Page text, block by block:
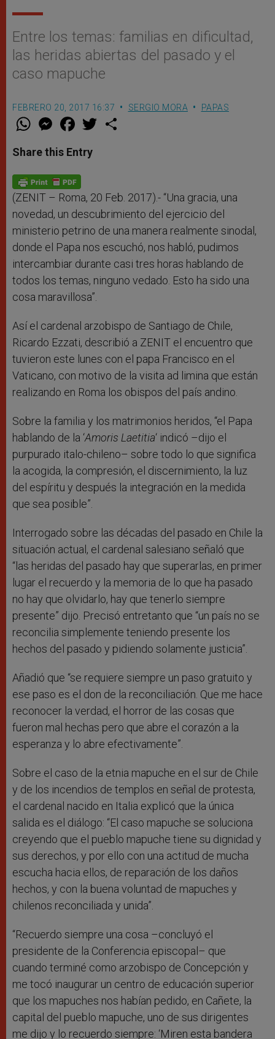
Entre los temas: familias en dificultad,
las heridas abiertas del pasado y el
caso mapuche
FEBRERO 20, 2017 16:37 SERGIO MORA PAPAS
W
t
s
p
p
M
e
s
e
g
e
F
a
e
b
o
k
w
Share this Entry
(ZENIT – Roma, 20 Feb. 2017).- “Una gracia, una
novedad, un descubrimiento del ejercicio del
ministerio petrino de una manera realmente sinodal,
donde el Papa nos escuchó, nos habló, pudimos
intercambiar durante casi tres horas hablando de
todos los temas, ninguno vedado. Esto ha sido una
cosa maravillosa”.
Así el cardenal arzobispo de Santiago de Chile,
Ricardo Ezzati, describió a ZENIT el encuentro que
tuvieron este lunes con el papa Francisco en el
Vaticano, con motivo de la visita ad limina que están
realizando en Roma los obispos del país andino.
Sobre la familia y los matrimonios heridos, “el Papa
hablando de la ‘Amoris Laetitia‘ indicó –dijo el
purpurado italo-chileno– sobre todo lo que significa
la acogida, la compresión, el discernimiento, la luz
del espíritu y después la integración en la medida
que sea posible”.
Interrogado sobre las décadas del pasado en Chile la
situación actual, el cardenal salesiano señaló que
“las heridas del pasado hay que superarlas, en primer
lugar el recuerdo y la memoria de lo que ha pasado
no hay que olvidarlo, hay que tenerlo siempre
presente” dijo. Precisó entretanto que “un país no se
reconcilia simplemente teniendo presente los
hechos del pasado y pidiendo solamente justicia”.
Añadió que “se requiere siempre un paso gratuito y
ese paso es el don de la reconciliación. Que me hace
reconocer la verdad, el horror de las cosas que
fueron mal hechas pero que abre el corazón a la
esperanza y lo abre efectivamente”.
Sobre el caso de la etnia mapuche en el sur de Chile
y de los incendios de templos en señal de protesta,
el cardenal nacido en Italia explicó que la única
salida es el diálogo: “El caso mapuche se soluciona
creyendo que el pueblo mapuche tiene su dignidad y
sus derechos, y por ello con una actitud de mucha
escucha hacia ellos, de reparación de los daños
hechos, y con la buena voluntad de mapuches y
chilenos reconciliada y unida”.
“Recuerdo siempre una cosa –concluyó el
presidente de la Conferencia episcopal– que
cuando terminé como arzobispo de Concepción y
me tocó inaugurar un centro de educación superior
que los mapuches nos habían pedido, en Cañete, la
capital del pueblo mapuche, uno de sus dirigentes
me dijo y lo recuerdo siempre: ‘Miren esta bandera